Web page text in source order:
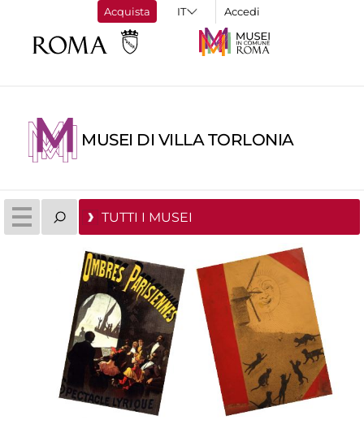
Acquista Accedi
MUSEI DI VILLA TORLONIA
TUTTI I MUSEI